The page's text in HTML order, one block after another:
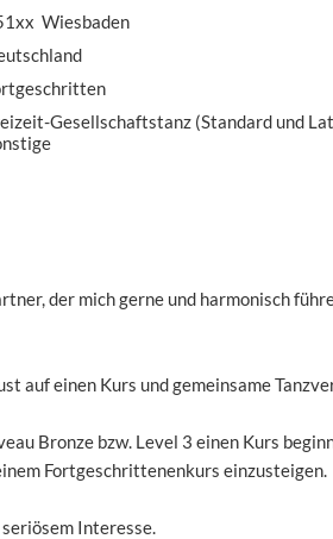
Wiesbaden
Gesellschaftstanz (Standard und
der mich gerne und harmonisch
auf einen Kurs und gemeinsame
Bronze bzw. Level 3 einen Kurs
Fortgeschrittenenkurs einzusteigen.
Interesse.